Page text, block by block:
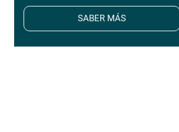
SABER MÁS